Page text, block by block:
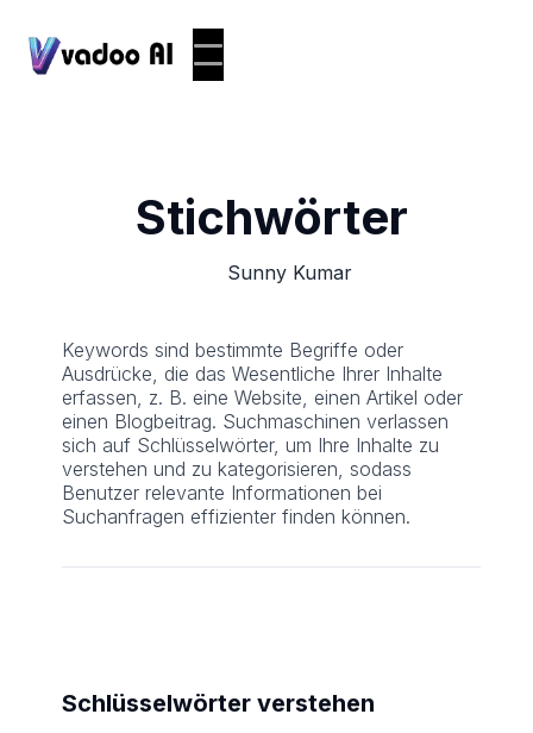
Stichwörter
Sunny Kumar
Keywords sind bestimmte Begriffe oder
Ausdrücke, die das Wesentliche Ihrer Inhalte
erfassen, z. B. eine Website, einen Artikel oder
einen Blogbeitrag. Suchmaschinen verlassen
sich auf Schlüsselwörter, um Ihre Inhalte zu
verstehen und zu kategorisieren, sodass
Benutzer relevante Informationen bei
Suchanfragen effizienter finden können.
Schlüsselwörter verstehen